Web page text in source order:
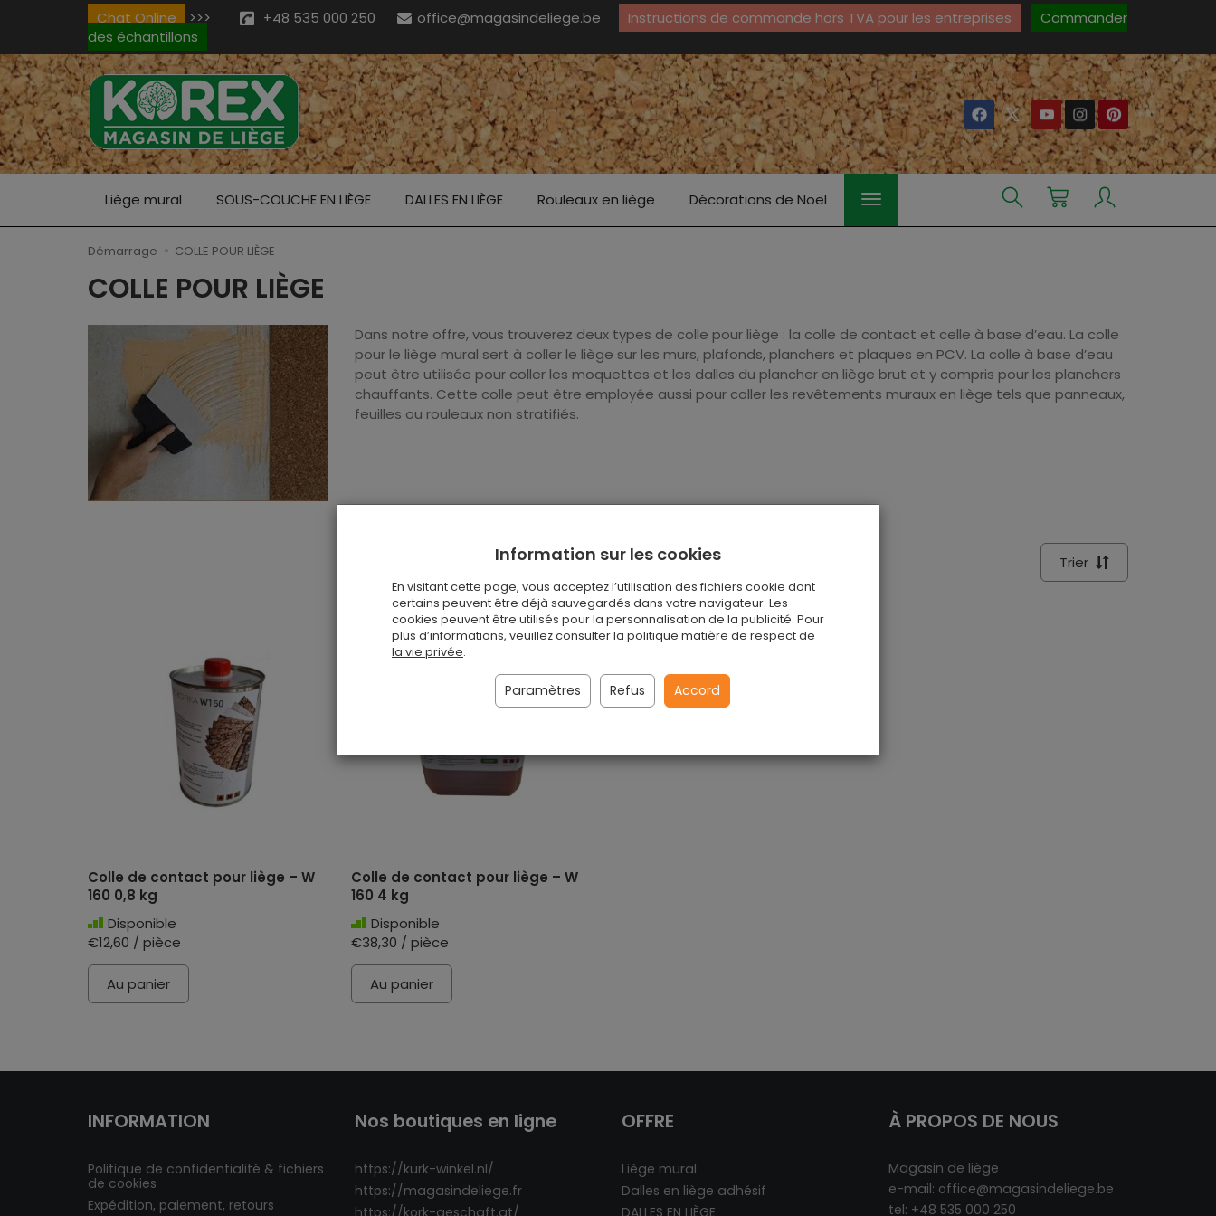
Chat Online >>> +48 535 000 250 office@magasindeliege.be Instructions de commande hors TVA pour les entreprises
Commander
des échantillons
Liège mural SOUS-COUCHE EN LIÈGE DALLES EN LIÈGE Rouleaux en liège Décorations de Noël
Démarrage COLLE POUR LIÈGE
COLLE POUR LIÈGE
Dans notre offre, vous trouverez deux types de colle pour liège : la colle de contact et celle à base d’eau. La colle
pour le liège mural sert à coller le liège sur les murs, plafonds, planchers et plaques en PCV. La colle à base d’eau
peut être utilisée pour coller les moquettes et les dalles du plancher en liège brut et y compris pour les planchers
chauffants. Cette colle peut être employée aussi pour coller les revêtements muraux en liège tels que panneaux,
feuilles ou rouleaux non stratifiés.
Trier
Colle de contact pour liège – W
160 0,8 kg
Disponible
€12,60 / pièce
Au panier
Colle de contact pour liège – W
160 4 kg
Disponible
€38,30 / pièce
Au panier
INFORMATION
Politique de confidentialité & fichiers
de cookies
Expédition, paiement, retours
Nos boutiques en ligne
https://kurk-winkel.nl/
https://magasindeliege.fr
https://kork-geschaft.at/
OFFRE
Liège mural
Dalles en liège adhésif
DALLES EN LIÈGE
À PROPOS DE NOUS
Magasin de liège
e-mail: office@magasindeliege.be
tel: +48 535 000 250
Information sur les cookies
En visitant cette page, vous acceptez l’utilisation des fichiers cookie dont
certains peuvent être déjà sauvegardés dans votre navigateur. Les
cookies peuvent être utilisés pour la personnalisation de la publicité. Pour
plus d’informations, veuillez consulterla politique matière de respect de
la vie privée.
Paramètres Refus Accord